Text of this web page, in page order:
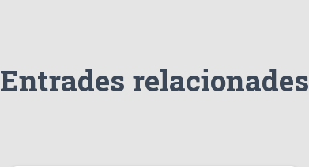
Entrades relacionades